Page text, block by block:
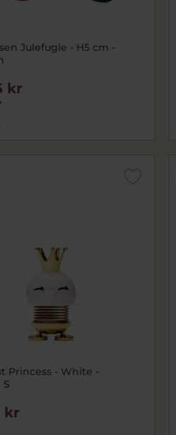
Julefugle - H5 cm -
kr
Princess - White -
kr